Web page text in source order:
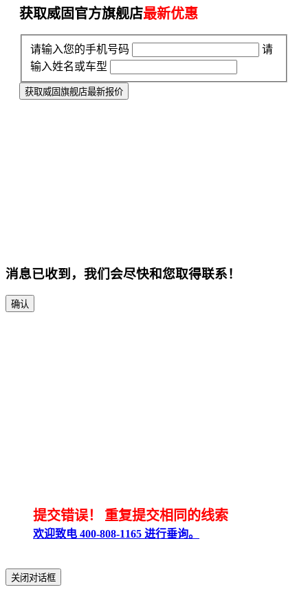
获取威固官方旗舰店最新优惠
请输入您的手机号码
请
输入姓名或车型
获取威固旗舰店最新报价
消息已收到，我们会尽快和您取得联系！
确认
提交错误！ 重复提交相同的线索
欢迎致电 400-808-1165 进行垂询。
关闭对话框